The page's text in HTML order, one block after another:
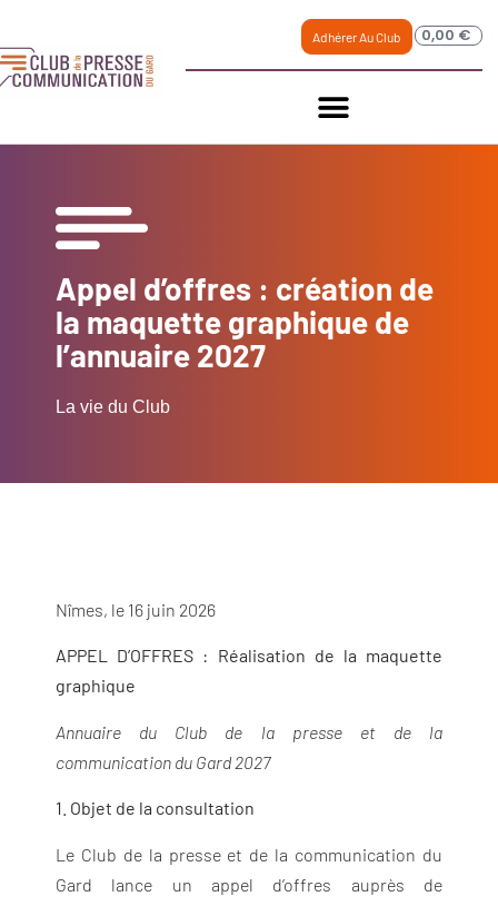
Adhérer Au Club 0,00 €
Appel d’offres : création de
la maquette graphique de
l’annuaire 2027
La vie du Club
Nîmes, le 16 juin 2026
APPEL D’OFFRES : Réalisation de la maquette
graphique
Annuaire du Club de la presse et de la
communication du Gard 2027
1. Objet de la consultation
Le Club de la presse et de la communication du
Gard lance un appel d’offres auprès de